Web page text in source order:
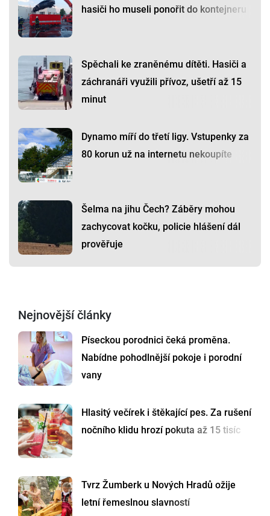
hasiči ho museli ponořit do kontejneru
Spěchali ke zraněnému dítěti. Hasiči a
záchranáři využili přívoz, ušetří až 15
minut
Dynamo míří do třetí ligy. Vstupenky za
80 korun už na internetu nekoupíte
Šelma na jihu Čech? Záběry mohou
zachycovat kočku, policie hlášení dál
prověřuje
Nejnovější články
Píseckou porodnici čeká proměna.
Nabídne pohodlnější pokoje i porodní
vany
Hlasitý večírek i štěkající pes. Za rušení
nočního klidu hrozí pokuta až 15 tisíc
Tvrz Žumberk u Nových Hradů ožije
letní řemeslnou slavností